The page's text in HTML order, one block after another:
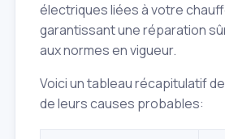
électriques liées à votre
garantissant une réparation
aux normes en vigueur.
Voici un tableau récapitulatif
de leurs causes probables: